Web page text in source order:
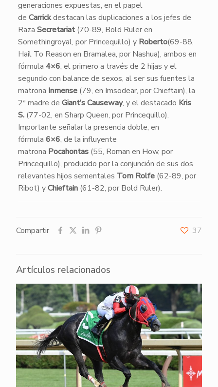
generaciones expuestas, en el papel
de Carrickdestacan las duplicaciones a los jefes de
Raza Secretariat(70-89, Bold Ruler en
Somethingroyal, por Princequillo) y Roberto(69-88,
Hail To Reason en Bramalea, por Nashua), ambos en
fórmula 4×6, el primero a través de 2 hijas y el
segundo con balance de sexos, al ser sus fuentes la
matrona Inmense(79, en Imsodear, por Chieftain), la
2ª madre de Giant’s Causeway, y el destacado Kris
S.(77-02, en Sharp Queen, por Princequillo).
Importante señalar la presencia doble, en
fórmula 6×6, de la influyente
matrona Pocahontas(55, Roman en How, por
Princequillo), producido por la conjunción de sus dos
relevantes hijos sementales Tom Rolfe(62-89, por
Ribot) yChieftain(61-82, por Bold Ruler).
Compartir 37
Artículos relacionados